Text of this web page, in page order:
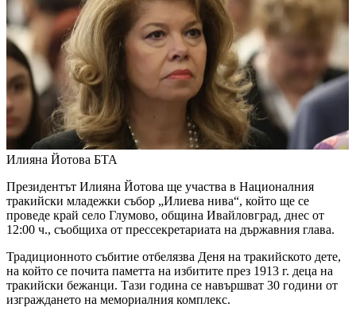
Илияна Йотова БТА
Президентът Илияна Йотова ще участва в Националния
тракийски младежки събор „Илиева нива“, който ще се
проведе край село Глумово, община Ивайловград, днес от
12:00 ч., съобщиха от прессекретариата на държавния глава.
Традиционното събитие отбелязва Деня на тракийското дете,
на който се почита паметта на избитите през 1913 г. деца на
тракийски бежанци. Тази година се навършват 30 години от
изграждането на мемориалния комплекс.